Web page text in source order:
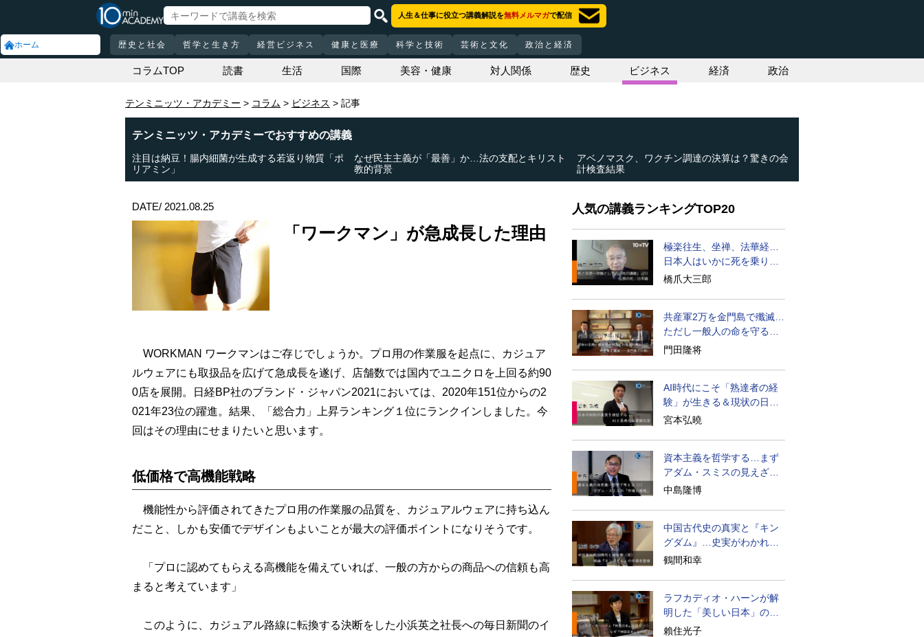
ホーム
人生＆仕事に役立つ講義解説を無料メルマガで配信
歴史と社会 哲学と生き方 経営ビジネス 健康と医療 科学と技術 芸術と文化 政治と経済
コラムTOP 読書 生活 国際 美容・健康 対人関係 歴史 ビジネス 経済 政治
テンミニッツ・アカデミー コラム ビジネス 記事
テンミニッツ・アカデミーでおすすめの講義
注目は納豆！腸内細菌が生成する若返り物質「ポ
リアミン」
なぜ民主主義が「最善」か…法の支配とキリスト
教的背景
アベノマスク、ワクチン調達の決算は？驚きの会
計検査結果
DATE/ 2021.08.25
「ワークマン」が急成長した理由
WORKMAN ワークマンはご存じでしょうか。プロ用の作業服を起点に、カジュア
ルウェアにも取扱品を広げて急成長を遂げ、店舗数では国内でユニクロを上回る約90
0店を展開。日経BP社のブランド・ジャパン2021においては、2020年151位からの2
021年23位の躍進。結果、「総合力」上昇ランキング１位にランクインしました。今
回はその理由にせまりたいと思います。
低価格で高機能戦略
機能性から評価されてきたプロ用の作業服の品質を、カジュアルウェアに持ち込ん
だこと、しかも安価でデザインもよいことが最大の評価ポイントになりそうです。
「プロに認めてもらえる高機能を備えていれば、一般の方からの商品への信頼も高
まると考えています」
このように、カジュアル路線に転換する決断をした小浜英之社長への毎日新聞のイ
人気の講義ランキングTOP20
極楽往生、坐禅、法華経…
日本人はいかに死を乗り越
えるか
橋爪大三郎
共産軍2万を金門島で殲滅…
ただし一般人の命を守る軍
人の本義を重視
門田隆将
AI時代にこそ「熟達者の経
験」が生きる＆現状の日本
経済の実情は
宮本弘曉
資本主義を哲学する…まず
アダム・スミスの見えざる
手と道徳感情論
中島隆博
中国古代史の真実と『キン
グダム』…史実がわかれば
物語はもっと面白い
鶴間和幸
ラフカディオ・ハーンが解
明した「美しい日本」の秘
密と未来
賴住光子